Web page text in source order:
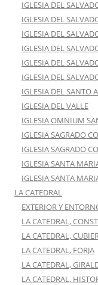
IGLESIA DEL
IGLESIA DEL
IGLESIA DEL
IGLESIA DEL
IGLESIA DEL
IGLESIA DEL
IGLESIA DEL SANTO
IGLESIA DEL VALLE
IGLESIA OMNIUM
IGLESIA SAGRADO
IGLESIA SAGRADO
IGLESIA SANTA
IGLESIA SANTA
LA CATEDRAL
EXTERIOR Y
LA CATEDRAL,
LA CATEDRAL,
LA CATEDRAL, FORJA
LA CATEDRAL,
LA CATEDRAL,